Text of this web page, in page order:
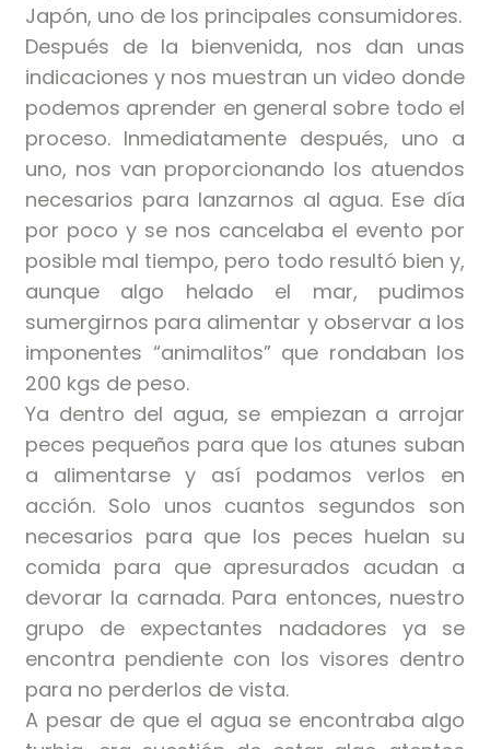
Japón, uno de los principales consumidores.
Después de la bienvenida, nos dan unas
indicaciones y nos muestran un video donde
podemos aprender en general sobre todo el
proceso. Inmediatamente después, uno a
uno, nos van proporcionando los atuendos
necesarios para lanzarnos al agua. Ese día
por poco y se nos cancelaba el evento por
posible mal tiempo, pero todo resultó bien y,
aunque algo helado el mar, pudimos
sumergirnos para alimentar y observar a los
imponentes “animalitos” que rondaban los
200 kgs de peso.
Ya dentro del agua, se empiezan a arrojar
peces pequeños para que los atunes suban
a alimentarse y así podamos verlos en
acción. Solo unos cuantos segundos son
necesarios para que los peces huelan su
comida para que apresurados acudan a
devorar la carnada. Para entonces, nuestro
grupo de expectantes nadadores ya se
encontra pendiente con los visores dentro
para no perderlos de vista.
A pesar de que el agua se encontraba algo